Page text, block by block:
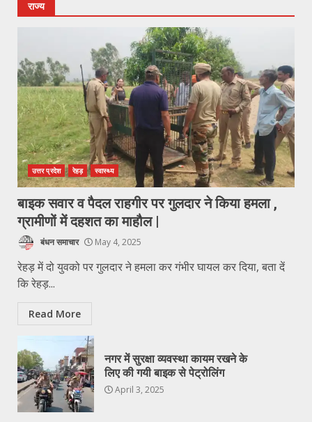
राज्य
उत्तर प्रदेश रेहड़ स्वास्थ्य
बाइक सवार व पैदल राहगीर पर गुलदार ने किया हमला ,
ग्रामीणों में दहशत का माहौल |
बंधन समाचार May 4, 2025
रेहड़ में दो युवको पर गुलदार ने हमला कर गंभीर घायल कर दिया, बता दें
कि रेहड़...
Read More
नगर में सुरक्षा व्यवस्था कायम रखने के
लिए की गयी बाइक से पेट्रोलिंग
April 3, 2025